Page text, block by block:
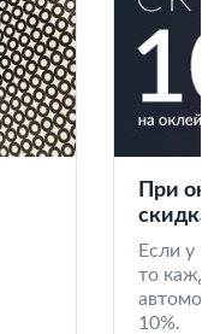
При
скидка
Если у
то
10%.